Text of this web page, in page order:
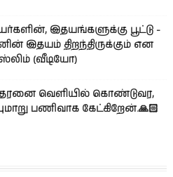
இதயங்களுக்கு பூட்டு -
இதயம் திறந்திருக்கும் என
(வீடியோ)
வெளியில் கொண்டுவர,
பணிவாக கேட்கிறேன்.🙏🏻